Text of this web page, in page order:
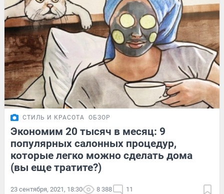
СТИЛЬ И КРАСОТА ОБЗОР
Экономим 20 тысяч в месяц: 9
популярных салонных процедур,
которые легко можно сделать дома
(вы еще тратите?)
23 сентября, 2021, 18:30 8 388 11